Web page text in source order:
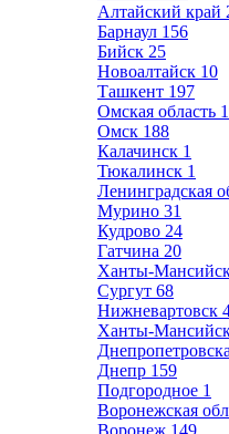
Алтайский край
Барнаул 156
Бийск 25
Новоалтайск 10
Ташкент 197
Омская область
Омск 188
Калачинск 1
Тюкалинск 1
Ленинградская
Мурино 31
Кудрово 24
Гатчина 20
Ханты-
Сургут 68
Нижневартовск
Ханты-
Днепр 159
Подгородное 1
Воронежская
Воронеж 149